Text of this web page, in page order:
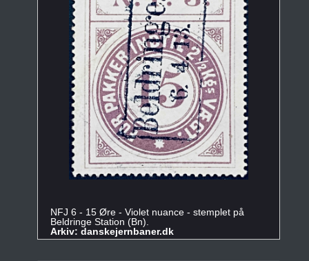
NFJ 6 - 15 Øre - Violet nuance - stemplet på
Beldringe Station (Bn).
Arkiv: danskejernbaner.dk